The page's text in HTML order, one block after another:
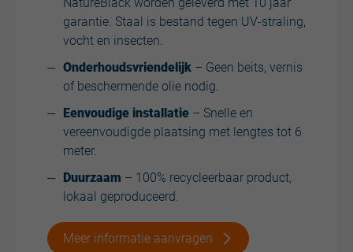
garantie. Staal is bestand tegen UV-straling,
vocht en insecten.
Onderhoudsvriendelijk – Geen beits, vernis
of beschermende olie nodig.
Eenvoudige installatie – Snelle en
vereenvoudigde plaatsing met lengtes tot 6
meter.
Duurzaam – 100% recycleerbaar product,
lokaal geproduceerd.
Meer informatie aanvragen